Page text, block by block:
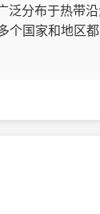
泛分布于热带
个国家和地区都